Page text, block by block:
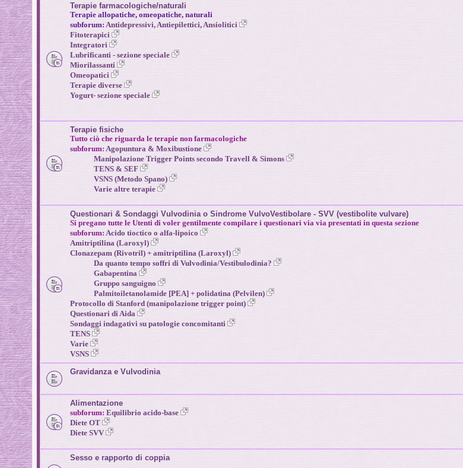
Terapie farmacologiche/naturali
Terapie allopatiche, omeopatiche, naturali
subforum: Antidepressivi, Antiepilettici, Ansiolitici
Fitoterapici
Integratori
Lubrificanti - sezione speciale
Miorilassanti
Omeopatici
Terapie diverse
Yogurt- sezione speciale
Terapie fisiche
Tutto ciò che riguarda le terapie non farmacologiche
subforum: Agopuntura & Moxibustione
Manipolazione Trigger Points secondo Travell & Simons
TENS & SEF
VSNS (Metodo Spano)
Varie altre terapie
Questionari & Sondaggi Vulvodinia o Sindrome VulvoVestibolare - SVV (vestibolite vulvare)
Si pregano tutte le Utenti di voler gentilmente compilare i questionari via via presentati in questa sezione
subforum: Acido tioctico o alfa-lipoico
Amitriptilina (Laroxyl)
Clonazepam (Rivotril) + amitriptilina (Laroxyl)
Da quanto tempo soffri di Vulvodinia/Vestibulodinia?
Gabapentina
Gruppo sanguigno
Palmitoiletanolamide [PEA] + polidatina (Pelvilen)
Protocollo di Stanford (manipolazione trigger point)
Questionari di Aida
Sondaggi indagativi su patologie concomitanti
TENS
Varie
VSNS
Gravidanza e Vulvodinia
Alimentazione
subforum: Equilibrio acido-base
Diete OT
Diete SVV
Sesso e rapporto di coppia